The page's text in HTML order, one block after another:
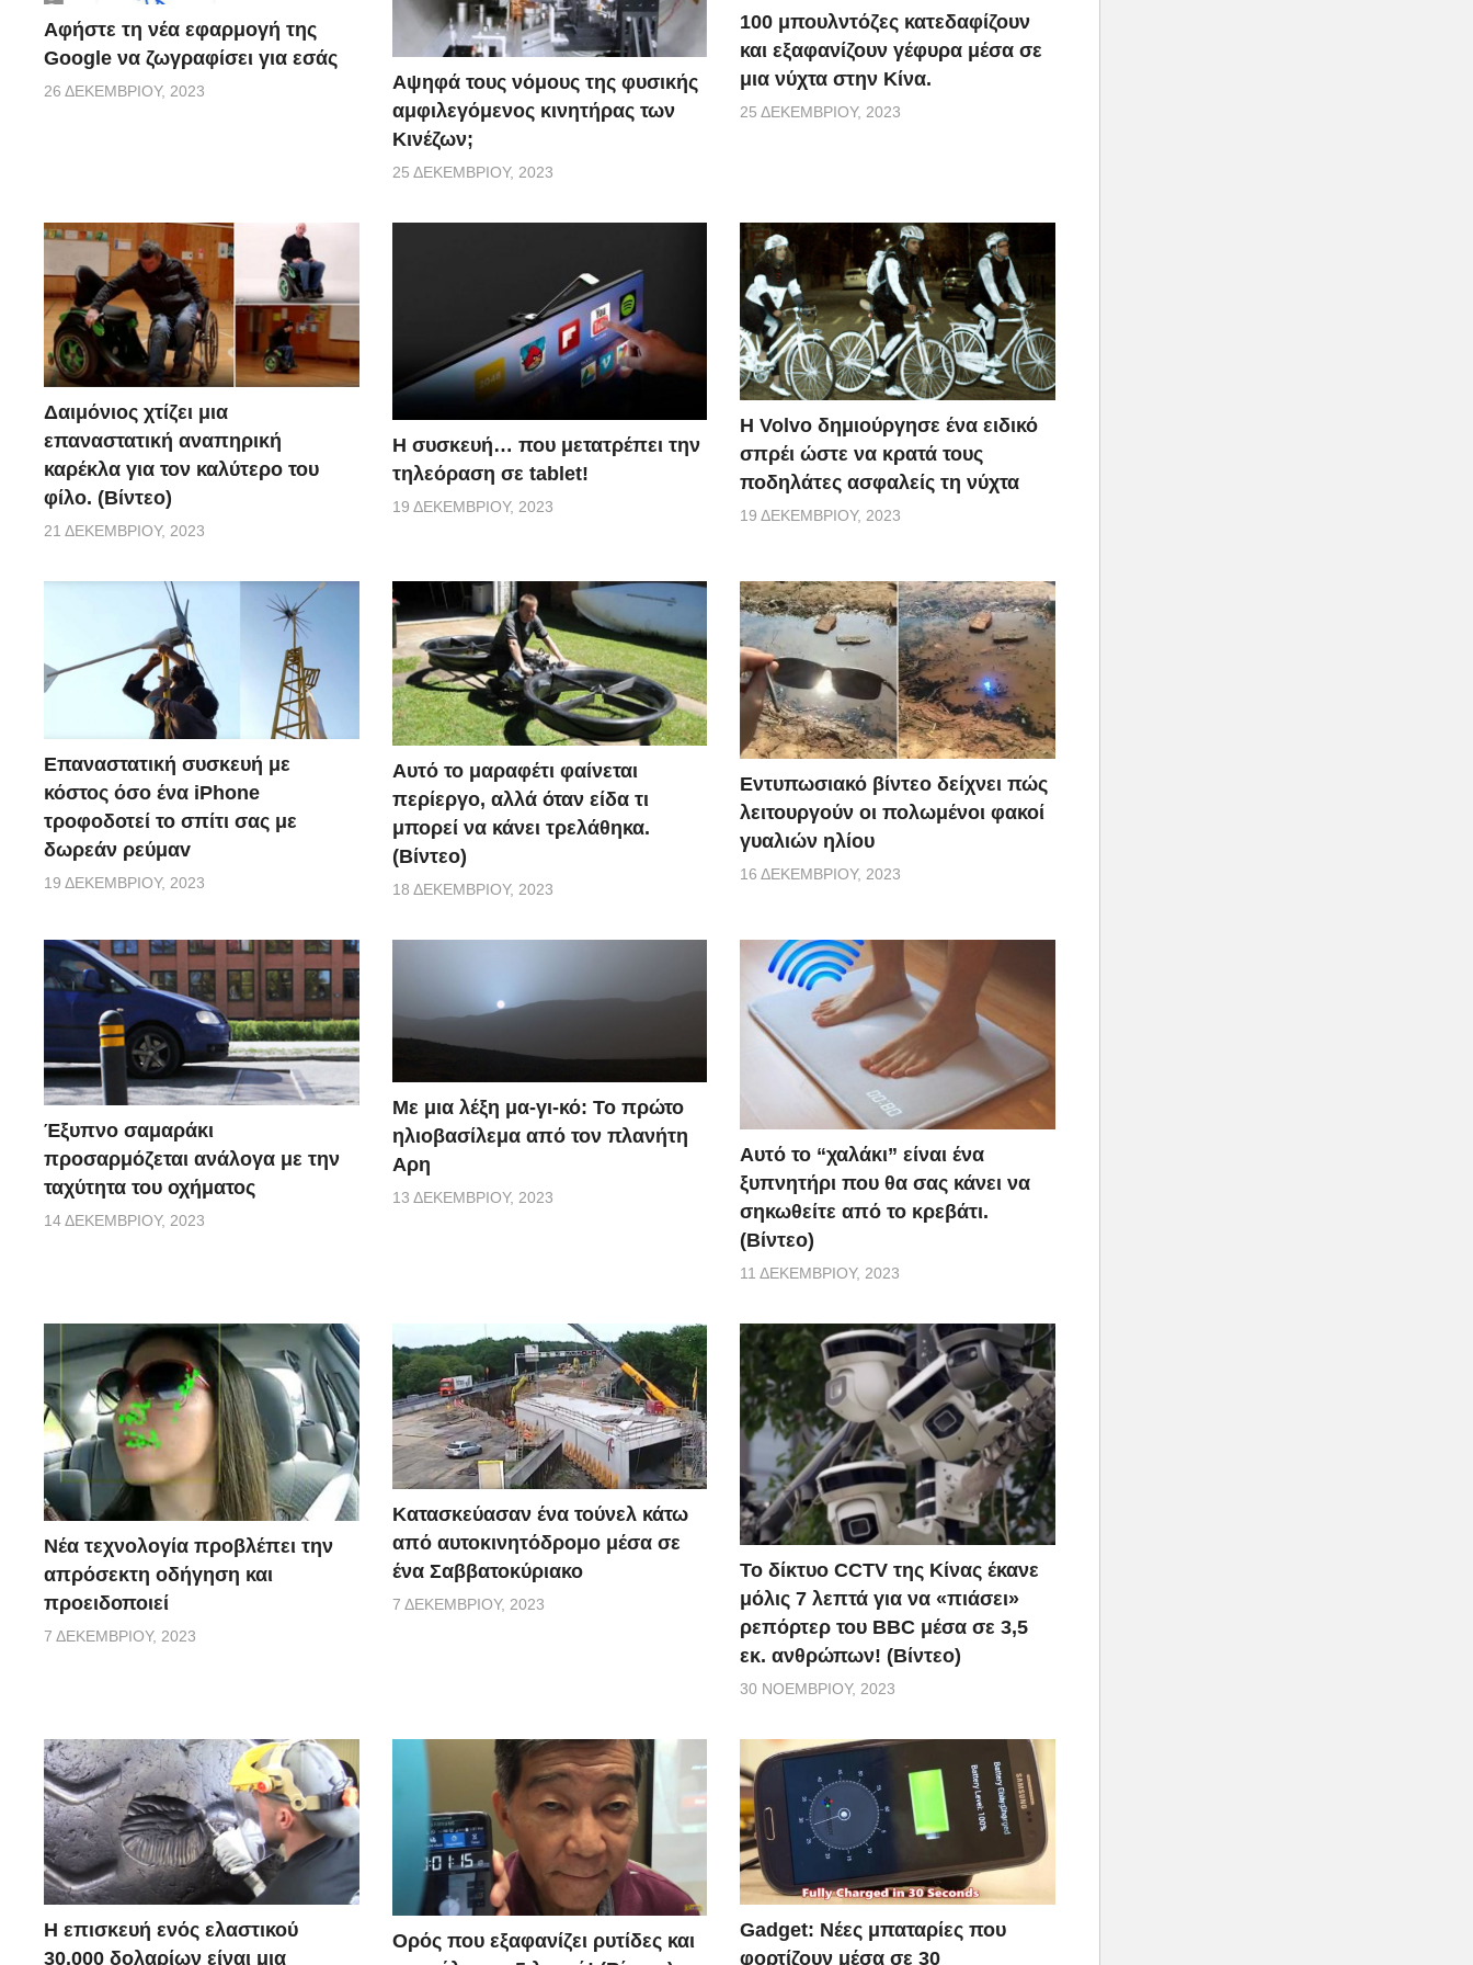
Αφήστε τη νέα εφαρμογή της
Google να ζωγραφίσει για εσάς
26 ΔΕΚΕΜΒΡΊΟΥ, 2023
Αψηφά τους νόμους της φυσικής
αμφιλεγόμενος κινητήρας των
Κινέζων;
25 ΔΕΚΕΜΒΡΊΟΥ, 2023
100 μπουλντόζες κατεδαφίζουν
και εξαφανίζουν γέφυρα μέσα σε
μια νύχτα στην Κίνα.
25 ΔΕΚΕΜΒΡΊΟΥ, 2023
Δαιμόνιος χτίζει μια
επαναστατική αναπηρική
καρέκλα για τον καλύτερο του
φίλο. (Βίντεο)
21 ΔΕΚΕΜΒΡΊΟΥ, 2023
Η συσκευή… που μετατρέπει την
τηλεόραση σε tablet!
19 ΔΕΚΕΜΒΡΊΟΥ, 2023
Η Volvo δημιούργησε ένα ειδικό
σπρέι ώστε να κρατά τους
ποδηλάτες ασφαλείς τη νύχτα
19 ΔΕΚΕΜΒΡΊΟΥ, 2023
Επαναστατική συσκευή με
κόστος όσο ένα iPhone
τροφοδοτεί το σπίτι σας με
δωρεάν ρεύμαv
19 ΔΕΚΕΜΒΡΊΟΥ, 2023
Αυτό το μαραφέτι φαίνεται
περίεργο, αλλά όταν είδα τι
μπορεί να κάνει τρελάθηκα.
(Βίντεο)
18 ΔΕΚΕΜΒΡΊΟΥ, 2023
Εντυπωσιακό βίντεο δείχνει πώς
λειτουργούν οι πολωμένοι φακοί
γυαλιών ηλίου
16 ΔΕΚΕΜΒΡΊΟΥ, 2023
Έξυπνο σαμαράκι
προσαρμόζεται ανάλογα με την
ταχύτητα του οχήματος
14 ΔΕΚΕΜΒΡΊΟΥ, 2023
Με μια λέξη μα-γι-κό: Το πρώτο
ηλιοβασίλεμα από τον πλανήτη
Αρη
13 ΔΕΚΕΜΒΡΊΟΥ, 2023
Αυτό το “χαλάκι” είναι ένα
ξυπνητήρι που θα σας κάνει να
σηκωθείτε από το κρεβάτι.
(Βίντεο)
11 ΔΕΚΕΜΒΡΊΟΥ, 2023
Νέα τεχνολογία προβλέπει την
απρόσεκτη οδήγηση και
προειδοποιεί
7 ΔΕΚΕΜΒΡΊΟΥ, 2023
Κατασκεύασαν ένα τούνελ κάτω
από αυτοκινητόδρομο μέσα σε
ένα Σαββατοκύριακο
7 ΔΕΚΕΜΒΡΊΟΥ, 2023
Το δίκτυο CCTV της Κίνας έκανε
μόλις 7 λεπτά για να «πιάσει»
ρεπόρτερ του BBC μέσα σε 3,5
εκ. ανθρώπων! (Βίντεο)
30 ΝΟΕΜΒΡΊΟΥ, 2023
Η επισκευή ενός ελαστικού
30.000 δολαρίων είναι μια
Ορός που εξαφανίζει ρυτίδες και
Gadget: Νέες μπαταρίες που
φορτίζουν μέσα σε 30